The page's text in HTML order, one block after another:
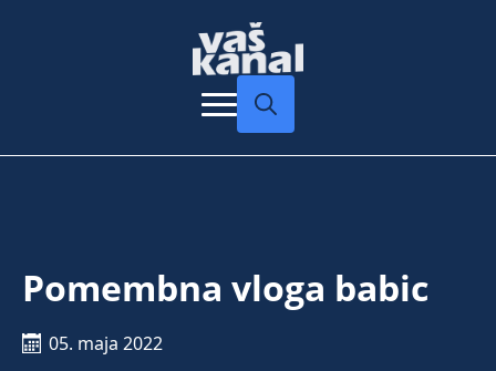
Pomembna vloga babic
05. maja 2022